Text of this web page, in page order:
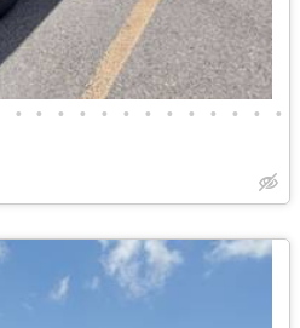
• • • • • • • • • • • • •